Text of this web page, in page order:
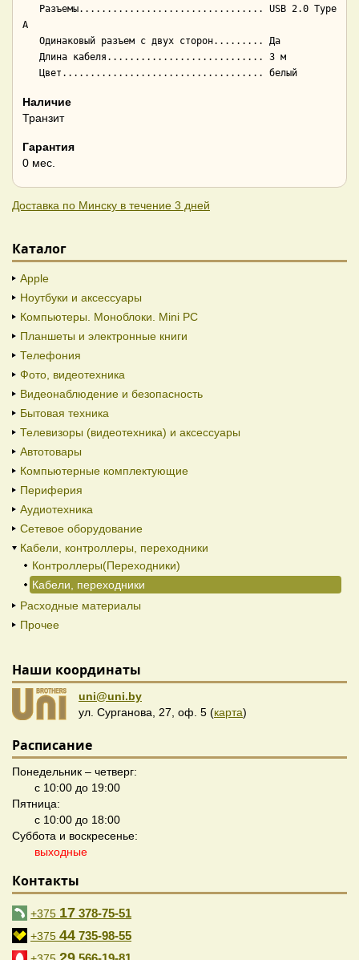
A
Наличие
Транзит
Гарантия
0 мес.
Доставка по Минску в течение 3 дней
Каталог
Apple
Ноутбуки и аксессуары
Компьютеры. Моноблоки. Mini PC
Планшеты и электронные книги
Телефония
Фото, видеотехника
Видеонаблюдение и безопасность
Бытовая техника
Телевизоры (видеотехника) и аксессуары
Автотовары
Компьютерные комплектующие
Периферия
Аудиотехника
Сетевое оборудование
Кабели, контроллеры, переходники
Контроллеры(Переходники)
Кабели, переходники
Расходные материалы
Прочее
Наши координаты
uni@uni.by
ул. Сурганова, 27, оф. 5 (карта)
Расписание
Понедельник – четверг:
с 10:00 до 19:00
Пятница:
с 10:00 до 18:00
Суббота и воскресенье:
выходные
Контакты
+375 17 378-75-51
+375 44 735-98-55